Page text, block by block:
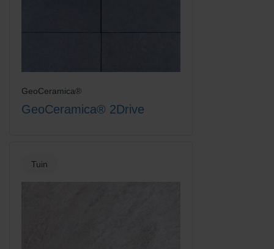
GeoCeramica®
GeoCeramica® 2Drive
Tuin